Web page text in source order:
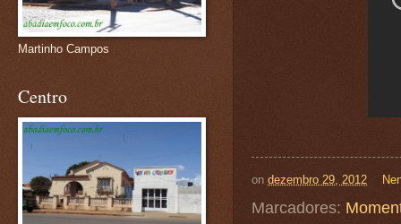
on dezembro 29, 2012
Marcadores:
Martinho Campos
Centro